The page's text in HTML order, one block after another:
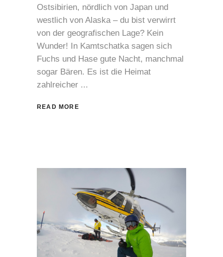
Ostsibirien, nördlich von Japan und
westlich von Alaska – du bist verwirrt
von der geografischen Lage? Kein
Wunder! In Kamtschatka sagen sich
Fuchs und Hase gute Nacht, manchmal
sogar Bären. Es ist die Heimat
zahlreicher
READ MORE